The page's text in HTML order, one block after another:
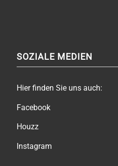
SOZIALE MEDIEN
Hier finden Sie uns auch:
Facebook
Houzz
Instagram